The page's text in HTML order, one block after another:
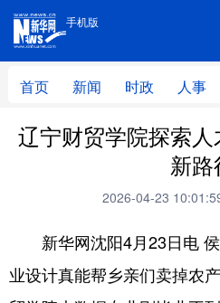
手机版
首页 新闻 时政 人事
手机版
网站
首页 新闻
体育 视频
辽宁财贸学院探索
新路
2026-04-23
新华网沈阳4月23日电 侯
业设计真能帮乡亲们卖掉农